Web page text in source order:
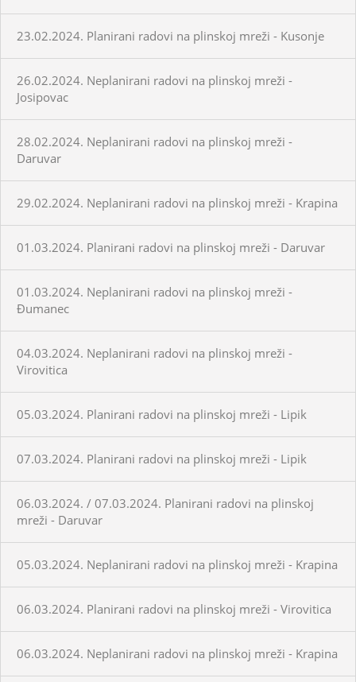
23.02.2024. Planirani radovi na plinskoj mreži - Kusonje
26.02.2024. Neplanirani radovi na plinskoj mreži -
Josipovac
28.02.2024. Neplanirani radovi na plinskoj mreži -
Daruvar
29.02.2024. Neplanirani radovi na plinskoj mreži - Krapina
01.03.2024. Planirani radovi na plinskoj mreži - Daruvar
01.03.2024. Neplanirani radovi na plinskoj mreži -
Đumanec
04.03.2024. Neplanirani radovi na plinskoj mreži -
Virovitica
05.03.2024. Planirani radovi na plinskoj mreži - Lipik
07.03.2024. Planirani radovi na plinskoj mreži - Lipik
06.03.2024. / 07.03.2024. Planirani radovi na plinskoj
mreži - Daruvar
05.03.2024. Neplanirani radovi na plinskoj mreži - Krapina
06.03.2024. Planirani radovi na plinskoj mreži - Virovitica
06.03.2024. Neplanirani radovi na plinskoj mreži - Krapina